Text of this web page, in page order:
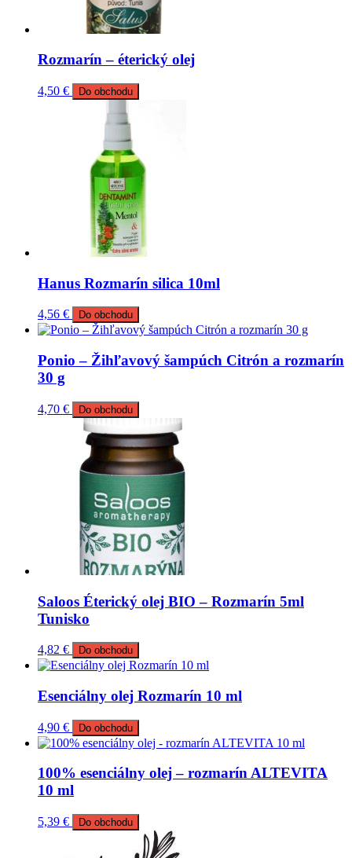
Rozmarín – éterický olej
4,50 € Do obchodu
Hanus Rozmarín silica 10ml
4,56 € Do obchodu
Ponio – Žihľavový šampúch Citrón a rozmarín
30 g
4,70 € Do obchodu
Saloos Éterický olej BIO – Rozmarín 5ml
Tunisko
4,82 € Do obchodu
Esenciálny olej Rozmarín 10 ml
4,90 € Do obchodu
100% esenciálny olej – rozmarín ALTEVITA
10 ml
5,39 € Do obchodu